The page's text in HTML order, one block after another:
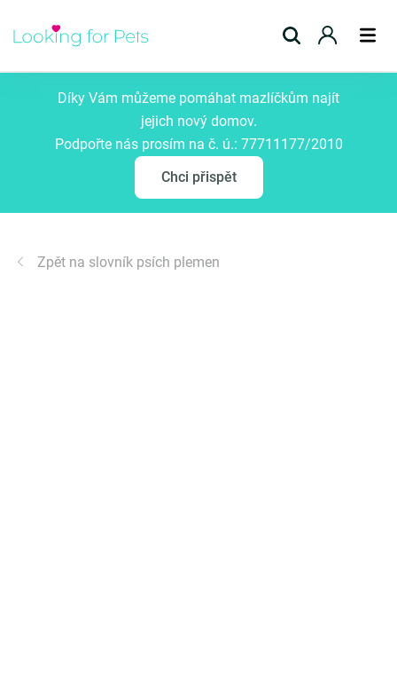
Díky Vám můžeme pomáhat mazlíčkům najít
jejich nový domov.
Podpořte nás prosím na č. ú.: 77711177/2010
Chci přispět
Zpět na slovník psích plemen